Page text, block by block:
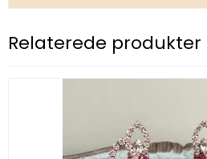
Relaterede produkter